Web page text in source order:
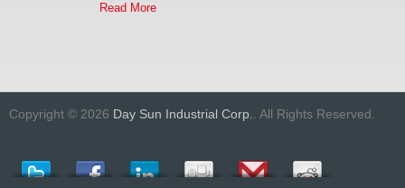
Read More
Copyright © 2026 Day Sun Industrial Corp.. All Rights Reserved.